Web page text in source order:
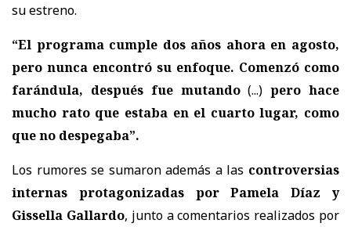
su estreno.
“El programa cumple dos años ahora en agosto,
pero nunca encontró su enfoque. Comenzó como
farándula, después fue mutando(...)pero hace
mucho rato que estaba en el cuarto lugar, como
que no despegaba”.
Los rumores se sumaron además a las controversias
internas protagonizadas por Pamela Díaz y
Gissella Gallardo, junto a comentarios realizados por